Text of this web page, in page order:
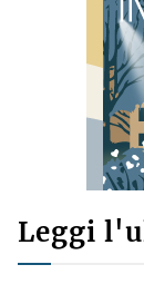
Leggi